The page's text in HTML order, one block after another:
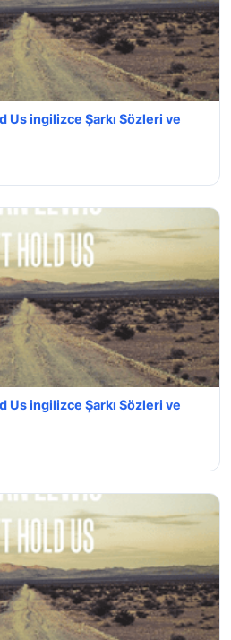
Us ingilizce Şarkı Sözleri ve
Us ingilizce Şarkı Sözleri ve